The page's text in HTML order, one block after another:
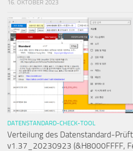
16. OKTOBER 2023
DATENSTANDARD-CHECK-TOOL
Verteilung des Datenstandard-
v1.37_20230923 (&H8000FFFF,